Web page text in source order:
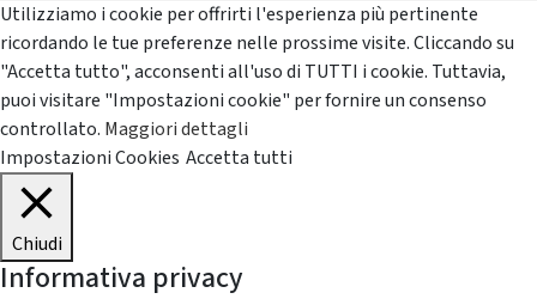
Utilizziamo i cookie per offrirti l'esperienza più pertinente
ricordando le tue preferenze nelle prossime visite. Cliccando su
"Accetta tutto", acconsenti all'uso di TUTTI i cookie. Tuttavia,
puoi visitare "Impostazioni cookie" per fornire un consenso
controllato. Maggiori dettagli
Impostazioni Cookies Accetta tutti
Chiudi
Informativa privacy